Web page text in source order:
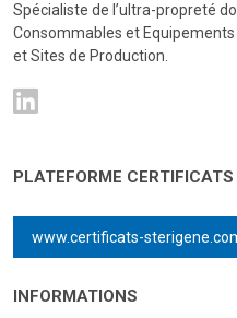
Spécialiste de l’ultra-propreté
Consommables et
et Sites de Production.
PLATEFORME CERTIFICATS
www.certificats-
INFORMATIONS